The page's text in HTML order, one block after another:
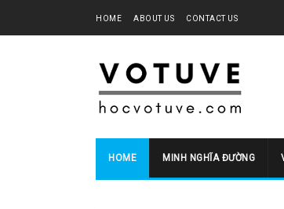
HOME ABOUT US CONTACT US
HOME MINH NGHĨA ĐƯỜNG